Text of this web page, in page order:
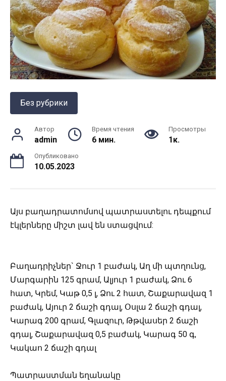
Без рубрики
Автор
admin
Время чтения
6 мин.
Просмотры
1к.
Опубликовано
10.05.2023
Այս բաղադրատոմսով պատրաստելու դեպքում
էկլերները միշտ լավ են ստացվում:
Բաղադրիչներ` Ջուր 1 բաժակ, Աղ մի պտղունց,
Մարգարին 125 գրամ, Ալյուր 1 բաժակ, Ձու 6
հատ, Կրեմ, Կաթ 0,5 լ, Ձու 2 հատ, Շաքարավազ 1
բաժակ, Այուր 2 ճաշի գդալ, Օսլա 2 ճաշի գդալ,
Կարագ 200 գրամ, Գլազուր, Թթվասեր 2 ճաշի
գդալ, Շաքարավազ 0,5 բաժակ, Կարագ 50 գ,
Կակաո 2 ճաշի գդալ
Պատրաստման եղանակը